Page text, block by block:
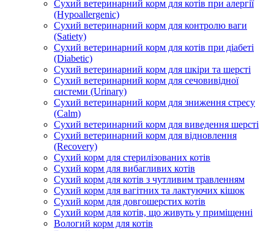
Сухий ветеринарний корм для котів при алергії
(Hypoallergenic)
Сухий ветеринарний корм для контролю ваги
(Satiety)
Сухий ветеринарний корм для котів при діабеті
(Diabetic)
Сухий ветеринарний корм для шкіри та шерсті
Сухий ветеринарний корм для сечовивідної
системи (Urinary)
Сухий ветеринарний корм для зниження стресу
(Calm)
Сухий ветеринарний корм для виведення шерсті
Сухий ветеринарний корм для відновлення
(Recovery)
Сухий корм для стерилізованих котів
Сухий корм для вибагливих котів
Сухий корм для котів з чутливим травленням
Сухий корм для вагітних та лактуючих кішок
Сухий корм для довгошерстих котів
Сухий корм для котів, що живуть у приміщенні
Вологий корм для котів